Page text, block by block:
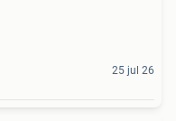
25 jul 26